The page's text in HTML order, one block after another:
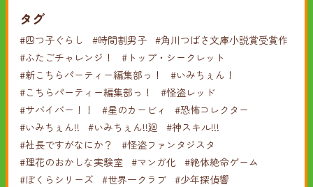
タグ
#四つ子ぐらし #時間割男子 #角川つばさ文庫小説賞受賞作
#ふたごチャレンジ！
#トップ・シークレット
#新こちらパーティー編集部っ！
#いみちぇん！
#こちらパーティー編集部っ！
#怪盗レッド
#サバイバー！！
#星のカービィ
#恐怖コレクター
#いみちぇん!!
#いみちぇん!!廻
#神スキル!!!
#社長ですがなにか？
#怪盗ファンタジスタ
#理花のおかしな実験室 #マンガ化 #絶体絶命ゲーム
#ぼくらシリーズ
#世界一クラブ #少年探偵響